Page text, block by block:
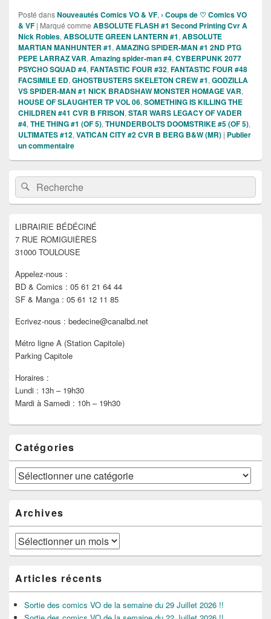
Posté dansNouveautés Comics VO & VF, › Coups de ♡ Comics VO
& VF | Marqué comme ABSOLUTE FLASH #1 Second Printing Cvr A
Nick Robles, ABSOLUTE GREEN LANTERN #1, ABSOLUTE
MARTIAN MANHUNTER #1, AMAZING SPIDER-MAN #1 2ND PTG
PEPE LARRAZ VAR, Amazing spider-man #4, CYBERPUNK 2077
PSYCHO SQUAD #4, FANTASTIC FOUR #32, FANTASTIC FOUR #48
FACSIMILE ED, GHOSTBUSTERS SKELETON CREW #1, GODZILLA
VS SPIDER-MAN #1 NICK BRADSHAW MONSTER HOMAGE VAR,
HOUSE OF SLAUGHTER TP VOL 06, SOMETHING IS KILLING THE
CHILDREN #41 CVR B FRISON, STAR WARS LEGACY OF VADER
#4, THE THING #1 (OF 5), THUNDERBOLTS DOOMSTRIKE #5 (OF 5),
ULTIMATES #12, VATICAN CITY #2 CVR B BERG B&W (MR) | Publier
un commentaire
Zone
principale
de
widget
barre
latérale
Recherche :Rechercher
LIBRAIRIE BÉDÉCINÉ
7 RUE ROMIGUIÈRES
31000 TOULOUSE
Appelez-nous :
BD & Comics : 05 61 21 64 44
SF & Manga : 05 61 12 11 85
Ecrivez-nous : bedecine@canalbd.net
Métro ligne A (Station Capitole)
Parking Capitole
Horaires :
Lundi : 13h – 19h30
Mardi à Samedi : 10h – 19h30
Catégories
Catégories
Archives
Archives
Articles récents
Sortie des comics VO de la semaine du 29 Juillet 2026 !!